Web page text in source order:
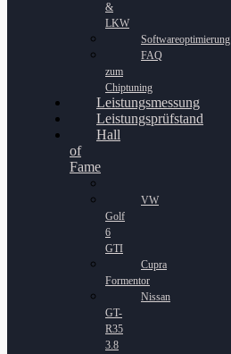
&
LKW
Softwareoptimierung
FAQ
zum
Chiptuning
Leistungsmessung
Leistungsprüfstand
Hall
of
Fame
VW
Golf
6
GTI
Cupra
Formentor
Nissan
GT-
R35
3.8